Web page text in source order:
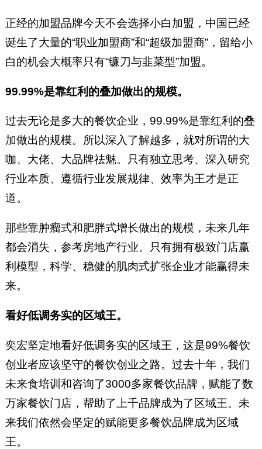
正经的加盟品牌今天不会选择小白加盟，中国已经
诞生了大量的“职业加盟商”和“超级加盟商”，留给小
白的机会大概率只有“镰刀与韭菜型”加盟。
99.99%是靠红利的叠加做出的规模。
过去无论是多大的餐饮企业，99.99%是靠红利的叠
加做出的规模。所以深入了解越多，就对所谓的大
咖、大佬、大品牌祛魅。只有独立思考、深入研究
行业本质、遵循行业发展规律、效率为王才是正
道。
那些靠肿瘤式和肥胖式增长做出的规模，未来几年
都会消失，参考房地产行业。只有拥有极致门店赢
利模型，科学、稳健的肌肉式扩张企业才能赢得未
来。
看好低调务实的区域王。
奕宏坚定地看好低调务实的区域王，这是99%餐饮
创业者应该坚守的餐饮创业之路。过去十年，我们
未来食培训和咨询了3000多家餐饮品牌，赋能了数
万家餐饮门店，帮助了上千品牌成为了区域王。未
来我们依然会坚定的赋能更多餐饮品牌成为区域
王。